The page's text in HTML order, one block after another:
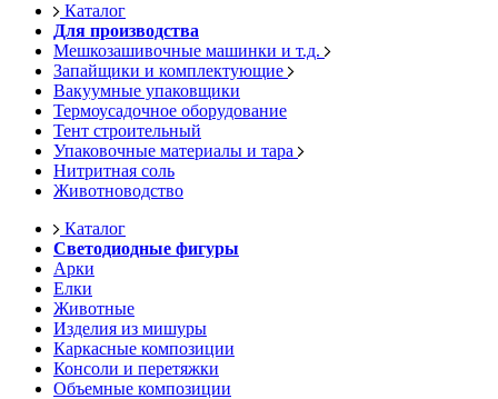
Каталог
Для производства
Мешкозашивочные машинки и т.д.
Запайщики и комплектующие
Вакуумные упаковщики
Термоусадочное оборудование
Тент строительный
Упаковочные материалы и тара
Нитритная соль
Животноводство
Каталог
Светодиодные фигуры
Арки
Елки
Животные
Изделия из мишуры
Каркасные композиции
Консоли и перетяжки
Объемные композиции